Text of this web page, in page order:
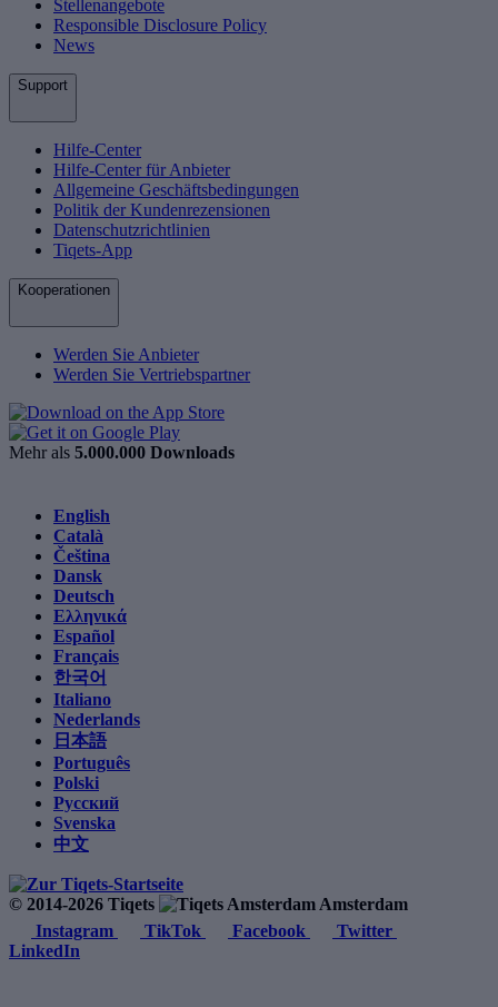
Stellenangebote
Responsible Disclosure Policy
News
Support
Hilfe-Center
Hilfe-Center für Anbieter
Allgemeine Geschäftsbedingungen
Politik der Kundenrezensionen
Datenschutzrichtlinien
Tiqets-App
Kooperationen
Werden Sie Anbieter
Werden Sie Vertriebspartner
Mehr als 5.000.000 Downloads
English
Català
Čeština
Dansk
Deutsch
Ελληνικά
Español
Français
한국어
Italiano
Nederlands
日本語
Português
Polski
Русский
Svenska
中文
© 2014-2026 Tiqets
Amsterdam
Instagram
TikTok Facebook
Twitter
LinkedIn